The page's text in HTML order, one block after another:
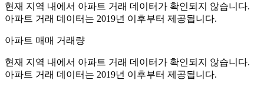
현재 지역 내에서 아파트 거래 데이터가 확인되지 않습니다.
아파트 거래 데이터는 2019년 이후부터 제공됩니다.
아파트 매매 거래량
현재 지역 내에서 아파트 거래 데이터가 확인되지 않습니다.
아파트 거래 데이터는 2019년 이후부터 제공됩니다.